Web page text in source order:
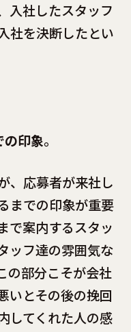
入社したスタッフ
社を決断したとい
の印象。
、応募者が来社し
までの印象が重要
で案内するスタッ
ッフ達の雰囲気な
の部分こそが会社
いとその後の挽回
してくれた人の感